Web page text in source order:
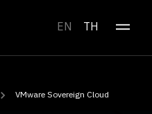
EN TH
VMware Sovereign Cloud